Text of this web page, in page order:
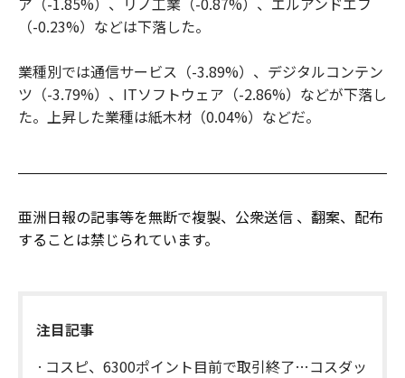
（-0.23%）などは下落した。
業種別では通信サービス（-3.89%）、デジタルコンテン
ツ（-3.79%）、ITソフトウェア（-2.86%）などが下落し
た。上昇した業種は紙木材（0.04%）などだ。
亜洲日報の記事等を無断で複製、公衆送信 、翻案、配布
することは禁じられています。
注目記事
コスピ、6300ポイント目前で取引終了…コスダッ